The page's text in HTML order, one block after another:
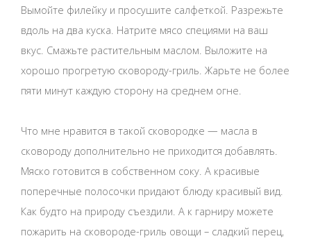
Вымойте филейку и просушите салфеткой. Разрежьте
вдоль на два куска. Натрите мясо специями на ваш
вкус. Смажьте растительным маслом. Выложите на
хорошо прогретую сковороду-гриль. Жарьте не более
пяти минут каждую сторону на среднем огне.
Что мне нравится в такой сковородке — масла в
сковороду дополнительно не приходится добавлять.
Мяско готовится в собственном соку. А красивые
поперечные полосочки придают блюду красивый вид.
Как будто на природу съездили. А к гарниру можете
пожарить на сковороде-гриль овощи – сладкий перец,